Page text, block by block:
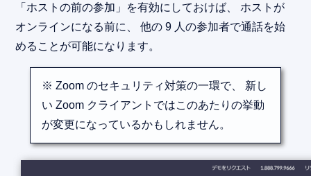
「ホストの前の参加」を有効にしておけば、 ホストが
オンラインになる前に、 他の 9 人の参加者で通話を始
めることが可能になります。
※ Zoom のセキュリティ対策の一環で、 新し
い Zoom クライアントではこのあたりの挙動
が変更になっているかもしれません。